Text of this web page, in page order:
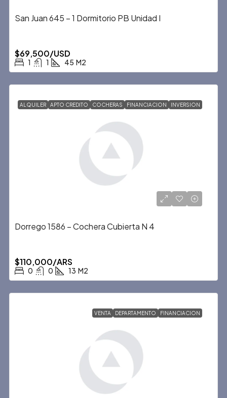
San Juan 645 – 1 Dormitorio PB Unidad I
$69,500/USD
1 1 45 M2
ALQUILER APTO CREDITO COCHERAS FINANCIACION INVERSION
Dorrego 1586 – Cochera Cubierta N 4
$110,000/ARS
0 0 13 M2
VENTA DEPARTAMENTO FINANCIACION